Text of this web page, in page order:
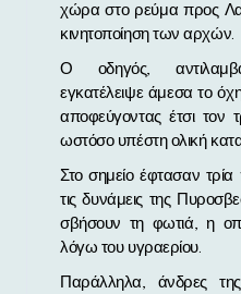
χώρα στο ρεύμα προς
κινητοποίηση των αρχών.
Ο οδηγός,
εγκατέλειψε άμεσα το
αποφεύγοντας έτσι τον
ωστόσο υπέστη ολική
Στο σημείο έφτασαν
τις δυνάμεις της
σβήσουν τη φωτιά, η
λόγω του υγραερίου.
Παράλληλα, άνδρες